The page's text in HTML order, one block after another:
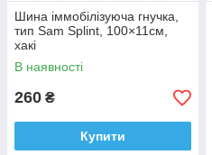
Шина іммобілізуюча гнучка,
тип Sam Splint, 100×11см,
хакі
В наявності
260 ₴
Купити